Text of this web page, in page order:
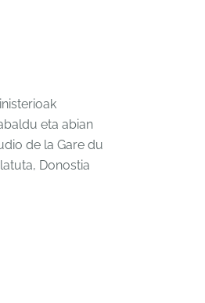
eta abian
de la Gare du
Donostia